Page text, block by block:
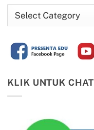
Terbaru
KLIK UNTUK CHAT